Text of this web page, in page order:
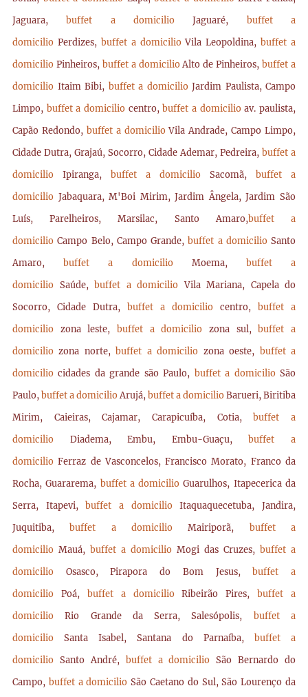
Jaguara,buffet a domicilioJaguaré, buffet a
domicilio Perdizes, buffet a domicilioVila Leopoldina,buffet a
domicilio Pinheiros, buffet a domicilioAlto de Pinheiros,buffet a
domicilio Itaim Bibi, buffet a domicilio Jardim Paulista, Campo
Limpo, buffet a domicilio centro,buffet a domicilioav. paulista,
Capão Redondo, buffet a domicilioVila Andrade, Campo Limpo,
Cidade Dutra, Grajaú, Socorro, Cidade Ademar, Pedreira, buffet a
domicilio Ipiranga, buffet a domicilio Sacomã, buffet a
domicilio Jabaquara, M'Boi Mirim, Jardim Ângela, Jardim São
Luís, Parelheiros, Marsilac, Santo Amaro,buffet a
domicilioCampo Belo, Campo Grande,buffet a domicilio Santo
Amaro,buffet a domicilio Moema, buffet a
domicilio Saúde, buffet a domicilioVila Mariana, Capela do
Socorro, Cidade Dutra, buffet a domicilio centro, buffet a
domicilio zona leste,buffet a domiciliozona sul,buffet a
domiciliozona norte,buffet a domicilio zona oeste, buffet a
domiciliocidades da grande são Paulo, buffet a domicilioSão
Paulo, buffet a domicilioArujá, buffet a domicilioBarueri, Biritiba
Mirim, Caieiras, Cajamar, Carapicuíba, Cotia,buffet a
domicilio Diadema, Embu, Embu-Guaçu,buffet a
domicilioFerraz de Vasconcelos, Francisco Morato, Franco da
Rocha, Guararema, buffet a domicilioGuarulhos, Itapecerica da
Serra, Itapevi,buffet a domicilioItaquaquecetuba, Jandira,
Juquitiba,buffet a domicilioMairiporã, buffet a
domicilio Mauá, buffet a domicilio Mogi das Cruzes, buffet a
domicilio Osasco, Pirapora do Bom Jesus,buffet a
domicilio Poá, buffet a domicilioRibeirão Pires,buffet a
domicilioRio Grande da Serra, Salesópolis, buffet a
domicilioSanta Isabel, Santana do Parnaíba, buffet a
domicilio Santo André, buffet a domicilioSão Bernardo do
Campo, buffet a domicilioSão Caetano do Sul, São Lourenço da